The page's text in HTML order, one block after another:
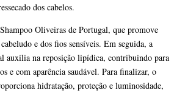
dos cabelos.
Oliveiras de Portugal, que promove
e dos fios sensíveis. Em seguida, a
auxilia na reposição lipídica, contribuindo para
e com aparência saudável. Para finalizar, o
hidratação, proteção e luminosidade,